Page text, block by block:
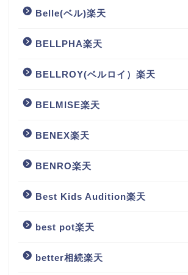
Belle(ベル)楽天
BELLPHA楽天
BELLROY(ベルロイ）楽天
BELMISE楽天
BENEX楽天
BENRO楽天
Best Kids Audition楽天
best pot楽天
better相続楽天